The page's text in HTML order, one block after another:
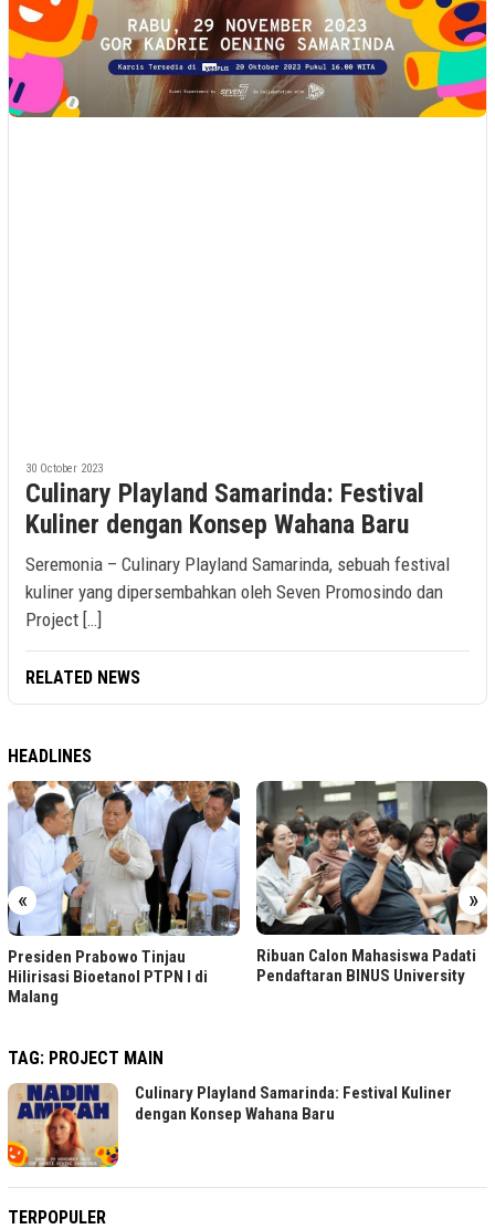
30 October 2023
Culinary Playland Samarinda: Festival
Kuliner dengan Konsep Wahana Baru
Seremonia – Culinary Playland Samarinda, sebuah festival
kuliner yang dipersembahkan oleh Seven Promosindo dan
Project […]
RELATED NEWS
HEADLINES
« »
Presiden Prabowo Tinjau
Hilirisasi Bioetanol PTPN I di
Malang
Ribuan Calon Mahasiswa Padati
Pendaftaran BINUS University
TAG: PROJECT MAIN
Culinary Playland Samarinda: Festival Kuliner
dengan Konsep Wahana Baru
TERPOPULER